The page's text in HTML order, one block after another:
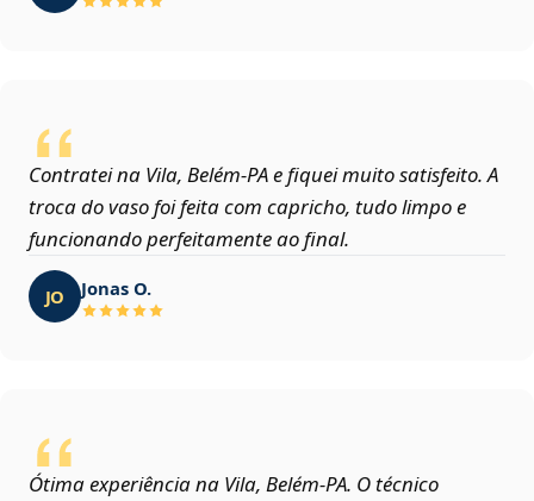
Contratei na Vila, Belém‑PA e fiquei muito satisfeito. A
troca do vaso foi feita com capricho, tudo limpo e
funcionando perfeitamente ao final.
JO Jonas O.
Ótima experiência na Vila, Belém‑PA. O técnico